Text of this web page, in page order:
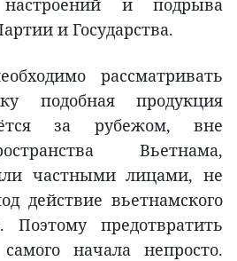
настроений и подрыва
и Государства.
рассматривать
подобная продукция
за рубежом, вне
Вьетнама,
частными лицами, не
действие вьетнамского
Поэтому предотвратить
начала непросто.